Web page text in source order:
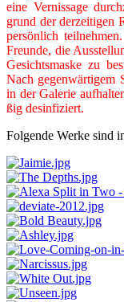
eine Ver­nis­sage
grund der der­zei­ti­gen
per­sön­lich
Freunde, die
Gesichts­maske zu
Nach gegen­wär­ti­gem
in der Gale­rie
ßig desinfiziert.
Fol­gende Werke sind